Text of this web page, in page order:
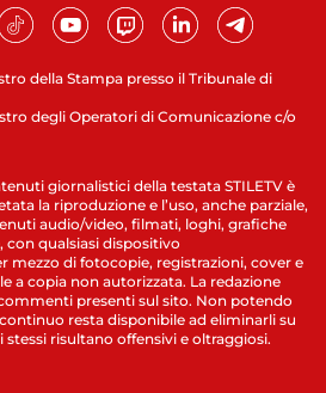
della Stampa presso il Tribunale di
degli Operatori di Comunicazione c/o
giornalistici della testata STILETV è
la riproduzione e l’uso, anche parziale,
audio/video, filmati, loghi, grafiche
con qualsiasi dispositivo
mezzo di fotocopie, registrazioni, cover e
a copia non autorizzata. La redazione
presenti sul sito. Non potendo
resta disponibile ad eliminarli su
stessi risultano offensivi e oltraggiosi.